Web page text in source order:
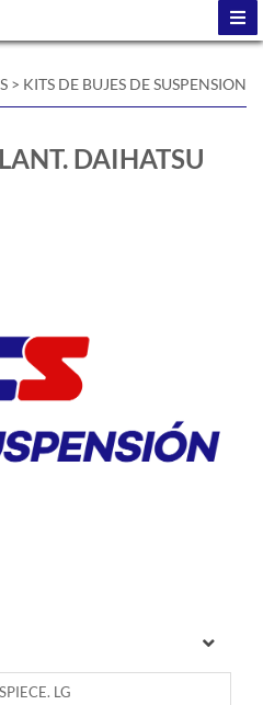
> KITS DE BUJES DE SUSPENSION
DAIHATSU
LG